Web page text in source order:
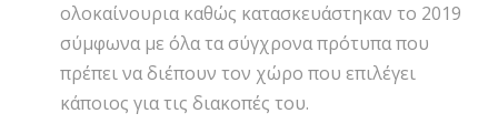
ολοκαίνουρια καθώς κατασκευάστηκαν το 2019
σύμφωνα με όλα τα σύγχρονα πρότυπα που
πρέπει να διέπουν τον χώρο που επιλέγει
κάποιος για τις διακοπές του.